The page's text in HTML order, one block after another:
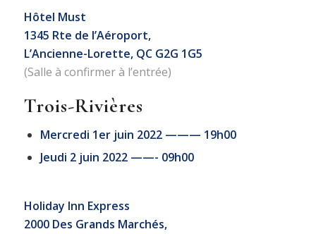
Hôtel Must
1345 Rte de l’Aéroport,
L’Ancienne-Lorette, QC G2G 1G5
(Salle à confirmer à l’entrée)
Trois-Rivières
Mercredi 1er juin 2022 ——— 19h00
Jeudi 2 juin 2022 ——- 09h00
Holiday Inn Express
2000 Des Grands Marchés,